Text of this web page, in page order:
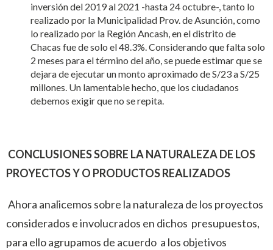
inversión del 2019 al 2021 -hasta 24 octubre-, tanto lo
realizado por la Municipalidad Prov. de Asunción, como
lo realizado por la Región Ancash, en el distrito de
Chacas fue de solo el 48.3%. Considerando que falta solo
2 meses para el término del año, se puede estimar que se
dejara de ejecutar un monto aproximado de S/23 a S/25
millones. Un lamentable hecho, que los ciudadanos
debemos exigir que no se repita.
CONCLUSIONES SOBRE LA NATURALEZA DE LOS
PROYECTOS Y O PRODUCTOS REALIZADOS
Ahora analicemos sobre la naturaleza de los proyectos
considerados e involucrados en dichos presupuestos,
para ello agrupamos de acuerdo a los objetivos